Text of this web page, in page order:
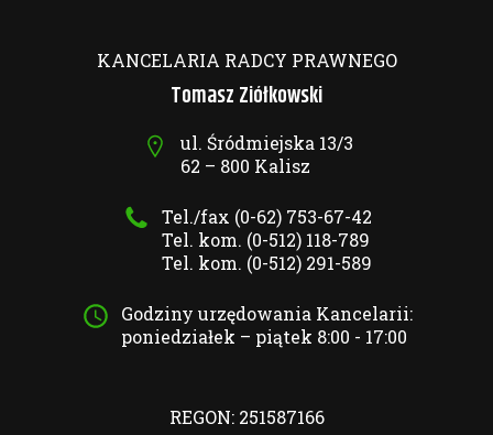
KANCELARIA RADCY PRAWNEGO
Tomasz Ziółkowski
ul. Śródmiejska 13/3
62 – 800 Kalisz
Tel./fax (0-62) 753-67-42
Tel. kom. (0-512) 118-789
Tel. kom. (0-512) 291-589
Godziny urzędowania Kancelarii:
poniedziałek – piątek 8:00 - 17:00
REGON: 251587166